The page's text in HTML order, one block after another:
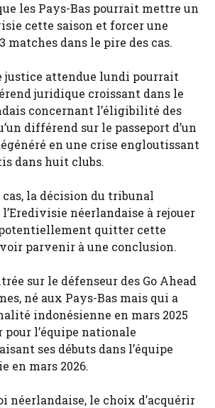
les Pays-Bas pourrait mettre un
cette saison et forcer une
matches dans le pire des cas.
justice attendue lundi pourrait
juridique croissant dans le
concernant l’éligibilité des
différend sur le passeport d’un
en une crise engloutissant
dans huit clubs.
cas, la décision du tribunal
néerlandaise à rejouer
potentiellement quitter cette
parvenir à une conclusion.
sur le défenseur des Go Ahead
né aux Pays-Bas mais qui a
indonésienne en mars 2025
pour l’équipe nationale
ses débuts dans l’équipe
en mars 2026.
néerlandaise, le choix d’acquérir